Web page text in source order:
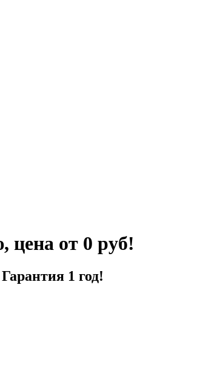
цена от 0 руб!
1 год!